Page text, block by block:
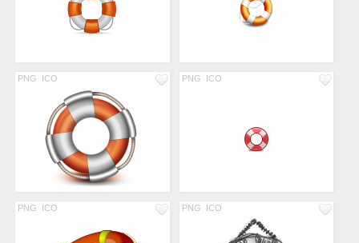
PNG ICO PNG ICO
PNG ICO PNG ICO